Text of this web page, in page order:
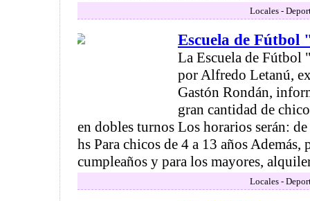
Locales -
Escuela de Fútbol
La Escuela de
por Alfredo Letanú,
Gastón Rondán,
gran cantidad de
en dobles turnos Los horarios serán:
hs Para chicos de 4 a 13 años Además,
cumpleaños y para los mayores,
Locales -